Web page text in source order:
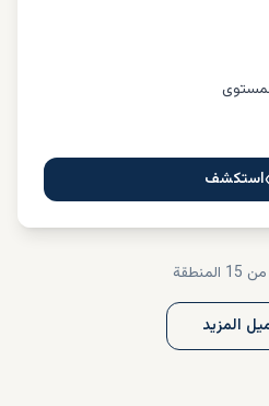
استكشف
من 15 المنطقة
المزيد